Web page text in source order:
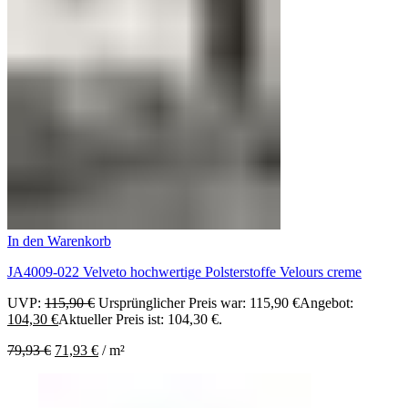
In den Warenkorb
JA4009-022 Velveto hochwertige Polsterstoffe Velours creme
UVP: 115,90€ Ursprünglicher Preis war: 115,90 €Angebot:
104,30 €Aktueller Preis ist: 104,30 €.
79,93€ 71,93 € /m²